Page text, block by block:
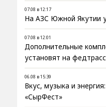
07.08 в 12:17
На АЗС Южной Якутии
07.08 в 12:01
Дополнительные
установят на
06.08 в 15:39
Вкус, музыка и
«СырФест»